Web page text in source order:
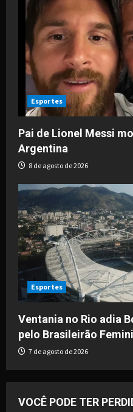
Esportes
Pai de Lionel Messi
Argentina
8 de agosto de 2026
Esportes
Ventania no Rio adia
pelo Brasileirão
7 de agosto de 2026
VOCÊ PODE TER